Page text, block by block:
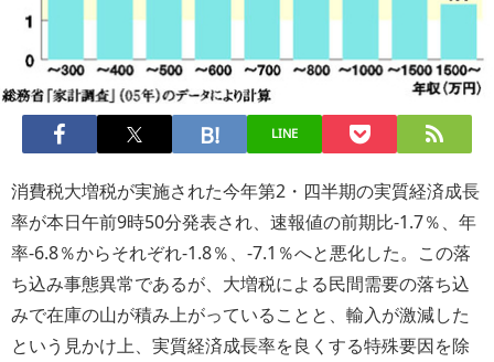
LINE
消費税大増税が実施された今年第2・四半期の実質経済成長
率が本日午前9時50分発表され、速報値の前期比-1.7％、年
率-6.8％からそれぞれ-1.8％、-7.1％へと悪化した。この落
ち込み事態異常であるが、大増税による民間需要の落ち込
みで在庫の山が積み上がっていることと、輸入が激減した
という見かけ上、実質経済成長率を良くする特殊要因を除